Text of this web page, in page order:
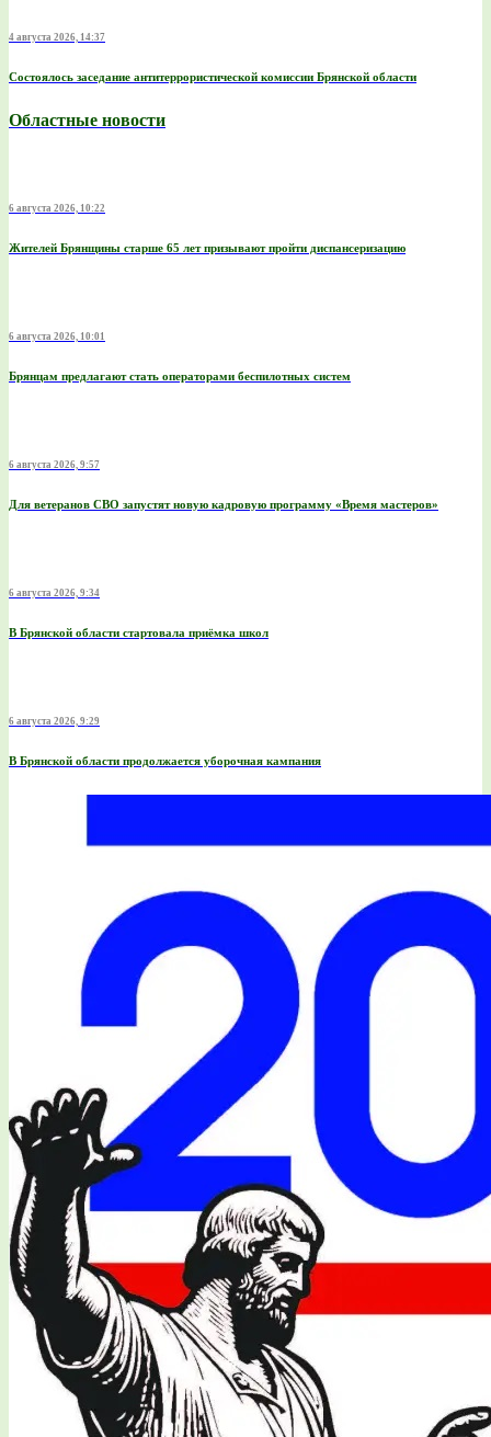
4 августа 2026, 14:37
Состоялось заседание антитеррористической комиссии Брянской области
Областные новости
6 августа 2026, 10:22
Жителей Брянщины старше 65 лет призывают пройти диспансеризацию
6 августа 2026, 10:01
Брянцам предлагают стать оперaторами бeспилотных систeм
6 августа 2026, 9:57
Для ветеранов СВО запустят новую кадровую программу «Время мастеров»
6 августа 2026, 9:34
В Брянской области стартовала приёмка школ
6 августа 2026, 9:29
В Брянской области продолжается уборочная кампания